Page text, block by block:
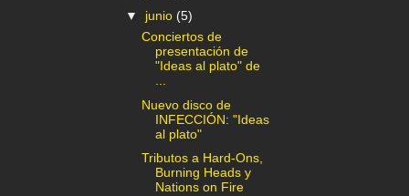
▼ junio (5)
Conciertos de
presentación de
"Ideas al plato" de
...
Nuevo disco de
INFECCIÓN: "Ideas
al plato"
Tributos a Hard-Ons,
Burning Heads y
Nations on Fire